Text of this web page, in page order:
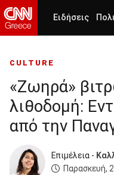
Ειδήσεις
CULTURE
«Ζωηρά»
λιθοδομή:
από την
Επιμέλεια -
Παρασκευή,